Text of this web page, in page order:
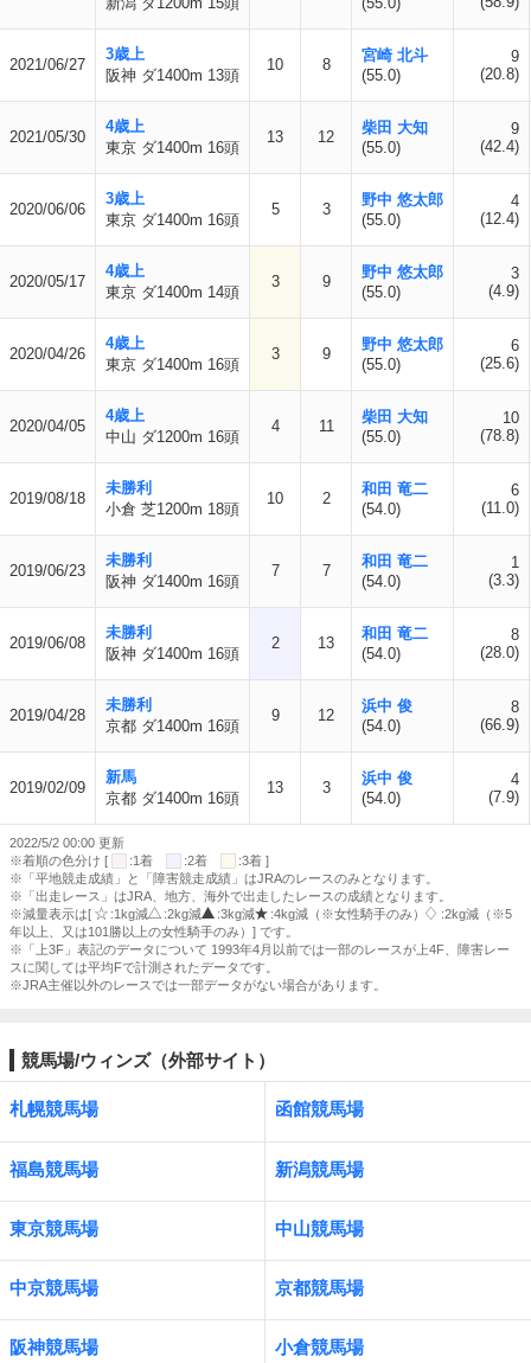
2021/06/27
3歳上
阪神 ダ1400m 13頭
10 8
宮崎 北斗
(55.0)
9
(20.8)
2021/05/30
4歳上
東京 ダ1400m 16頭
13 12
柴田 大知
(55.0)
9
(42.4)
2020/06/06
3歳上
東京 ダ1400m 16頭
5 3
野中 悠太郎
(55.0)
4
(12.4)
2020/05/17
4歳上
東京 ダ1400m 14頭
3 9
野中 悠太郎
(55.0)
3
(4.9)
2020/04/26
4歳上
東京 ダ1400m 16頭
3 9
野中 悠太郎
(55.0)
6
(25.6)
2020/04/05
4歳上
中山 ダ1200m 16頭
4 11
柴田 大知
(55.0)
10
(78.8)
2019/08/18
未勝利
小倉 芝1200m 18頭
10 2
和田 竜二
(54.0)
6
(11.0)
2019/06/23
未勝利
阪神 ダ1400m 16頭
7 7
和田 竜二
(54.0)
1
(3.3)
2019/06/08
未勝利
阪神 ダ1400m 16頭
2 13
和田 竜二
(54.0)
8
(28.0)
2019/04/28
未勝利
京都 ダ1400m 16頭
9 12
浜中 俊
(54.0)
8
(66.9)
2019/02/09
新馬
京都 ダ1400m 16頭
13 3
浜中 俊
(54.0)
4
(7.9)
2022/5/2 00:00 更新
※着順の色分け [
:1着 :2着
:3着 ]
※「平地競走成績」と「障害競走成績」はJRAのレースのみとなります。
※「出走レース」はJRA、地方、海外で出走したレースの成績となります。
※減量表示は[
:1kg減 :2kg減 :3kg減 :4kg減（※女性騎手のみ）
:2kg減（※5
年以上、又は101勝以上の女性騎手のみ）] です。
※「上3F」表記のデータについて 1993年4月以前では一部のレースが上4F、障害レー
スに関しては平均Fで計測されたデータです。
※JRA主催以外のレースでは一部データがない場合があります。
競馬場/ウィンズ（外部サイト）
札幌競馬場 函館競馬場
福島競馬場 新潟競馬場
東京競馬場 中山競馬場
中京競馬場 京都競馬場
阪神競馬場 小倉競馬場